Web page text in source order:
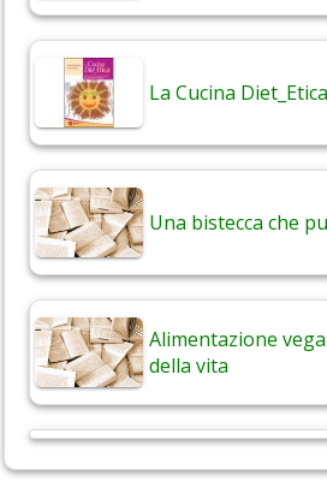
La Cucina Diet_Etica
Una bistecca che
Alimentazione
della vita